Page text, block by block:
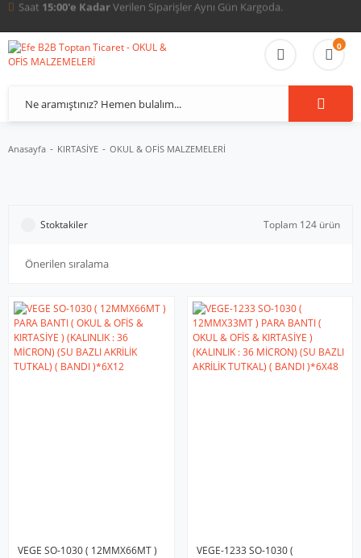
0
Anasayfa KIRTASİYE OKUL & OFİS MALZEMELERİ
Stoktakiler Toplam 124 ürün
VEGE SO-1030 ( 12MMX66MT )
VEGE-1233 SO-1030 (